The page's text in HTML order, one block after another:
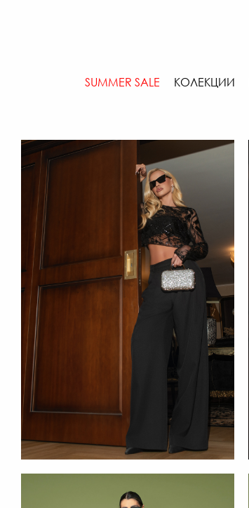
SUMMER SALE КОЛЕКЦИИ